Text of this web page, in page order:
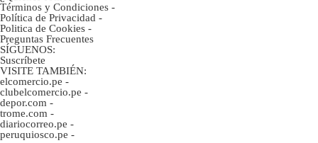
Términos y Condiciones -
Política de Privacidad -
Politica de Cookies -
Preguntas Frecuentes
SÍGUENOS:
Suscríbete
VISITE TAMBIÉN:
elcomercio.pe -
clubelcomercio.pe -
depor.com -
trome.com -
diariocorreo.pe -
peruquiosco.pe -